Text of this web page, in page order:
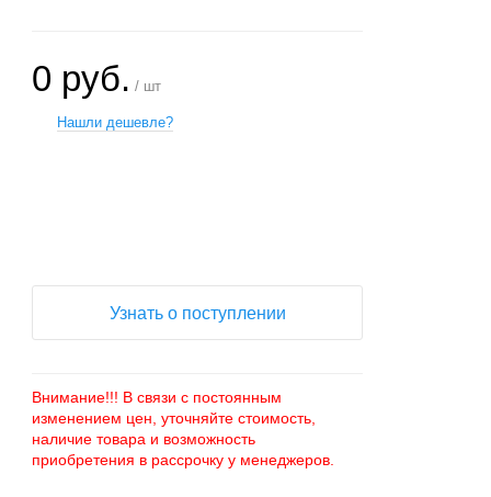
0 руб. / шт
Нашли дешевле?
Узнать о поступлении
Внимание!!! В связи с постоянным
изменением цен, уточняйте стоимость,
наличие товара и возможность
приобретения в рассрочку у менеджеров.